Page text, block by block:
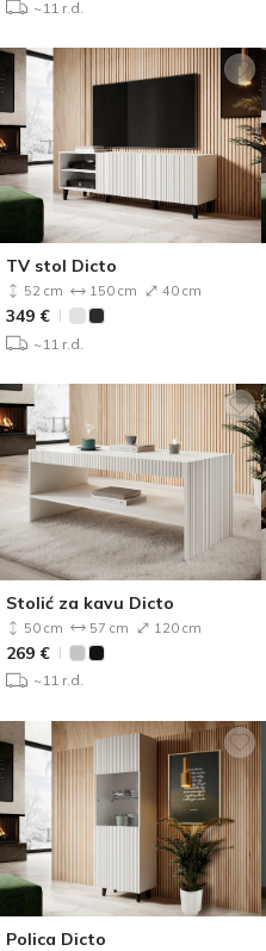
~11 r.d.
TV stol Dicto
52 cm 150 cm 40 cm
349 €
~11 r.d.
Stolić za kavu Dicto
50 cm 57 cm 120 cm
269 €
~11 r.d.
Polica Dicto